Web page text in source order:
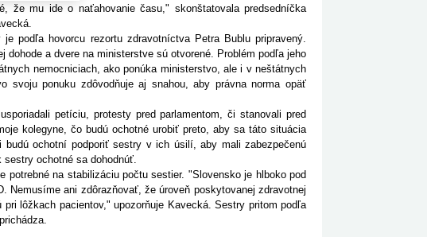
že mu ide o naťahovanie času," skonštatovala predsedníčka
hovorcu rezortu zdravotníctva Petra Bublu pripravený.
a dvere na ministerstve sú otvorené. Problém podľa jeho
nemocniciach, ako ponúka ministerstvo, ale i v neštátnych
svoju ponuku zdôvodňuje aj snahou, aby právna norma opäť
petíciu, protesty pred parlamentom, či stanovali pred
kolegyne, čo budú ochotné urobiť preto, aby sa táto situácia
ochotní podporiť sestry v ich úsilí, aby mali zabezpečenú
ochotné sa dohodnúť.
na stabilizáciu počtu sestier. "Slovensko je hlboko pod
Nemusíme ani zdôrazňovať, že úroveň poskytovanej zdravotnej
lôžkach pacientov," upozorňuje Kavecká. Sestry pritom podľa